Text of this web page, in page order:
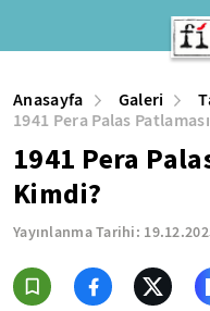
Anasayfa Galeri
1941 Pera Palas
1941 Pera
Kimdi?
Yayınlanma Tarihi: